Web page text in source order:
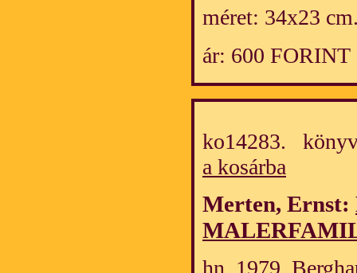
méret: 34x23
ár: 600 FORINT
ko14283.
a kosárba
Merten, Ernst:
hn. 1979.